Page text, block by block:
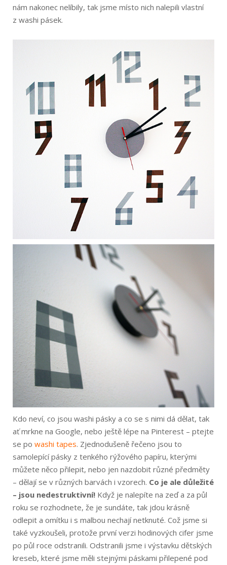
nám nakonec nelíbily, tak jsme místo nich nalepili vlastní
z washi pásek.
Kdo neví, co jsou washi pásky a co se s nimi dá dělat, tak
ať mrkne na Google, nebo ještě lépe na Pinterest – ptejte
se po washi tapes. Zjednodušeně řečeno jsou to
samolepící pásky z tenkého rýžového papíru, kterými
můžete něco přilepit, nebo jen nazdobit různé předměty
– dělají se v různých barvách i vzorech. Co je ale důležité
– jsou nedestruktivní! Když je nalepíte na zeď a za půl
roku se rozhodnete, že je sundáte, tak jdou krásně
odlepit a omítku i s malbou nechají netknuté. Což jsme si
také vyzkoušeli, protože první verzi hodinových cifer jsme
po půl roce odstranili. Odstranili jsme i výstavku dětských
kreseb, které jsme měli stejnými páskami přilepené pod